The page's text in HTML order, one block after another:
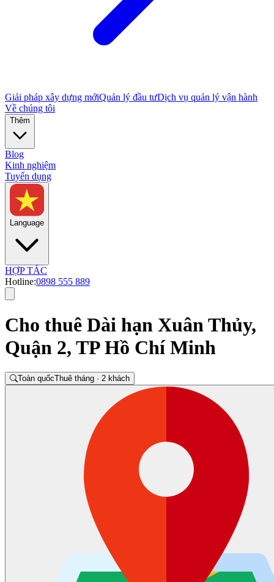
Giải pháp xây dựng mớiQuản lý đầu tưDịch vụ quản lý vận hành
Về chúng tôi
Thêm
Blog
Kinh nghiệm
Tuyển dụng
Language
HỢP TÁC
Hotline:0898 555 889
Cho thuê Dài hạn Xuân Thủy,
Quận 2, TP Hồ Chí Minh
Toàn quốcThuê tháng · 2 khách